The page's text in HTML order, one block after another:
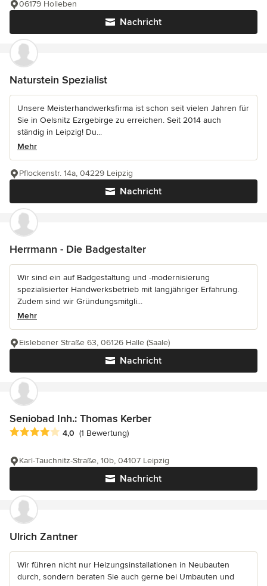
Nachricht
06179 Holleben
Naturstein Spezialist
Unsere Meisterhandwerksfirma ist schon seit vielen Jahren für
Sie in Oelsnitz Ezrgebirge zu erreichen. Seit 2014 auch
ständig in Leipzig! Du...
Mehr
Nachricht
Pflockenstr. 14a, 04229 Leipzig
Herrmann - Die Badgestalter
Wir sind ein auf Badgestaltung und -modernisierung
spezialisierter Handwerksbetrieb mit langjähriger Erfahrung.
Zudem sind wir Gründungsmitgli...
Mehr
Nachricht
Eislebener Straße 63, 06126 Halle (Saale)
Seniobad Inh.: Thomas Kerber
Durchschnittliche Bewertung: 4 von 5 Sternen
4,0 (1 Bewertung)
Nachricht
Karl-Tauchnitz-Straße, 10b, 04107 Leipzig
Ulrich Zantner
Wir führen nicht nur Heizungsinstallationen in Neubauten
durch, sondern beraten Sie auch gerne bei Umbauten und